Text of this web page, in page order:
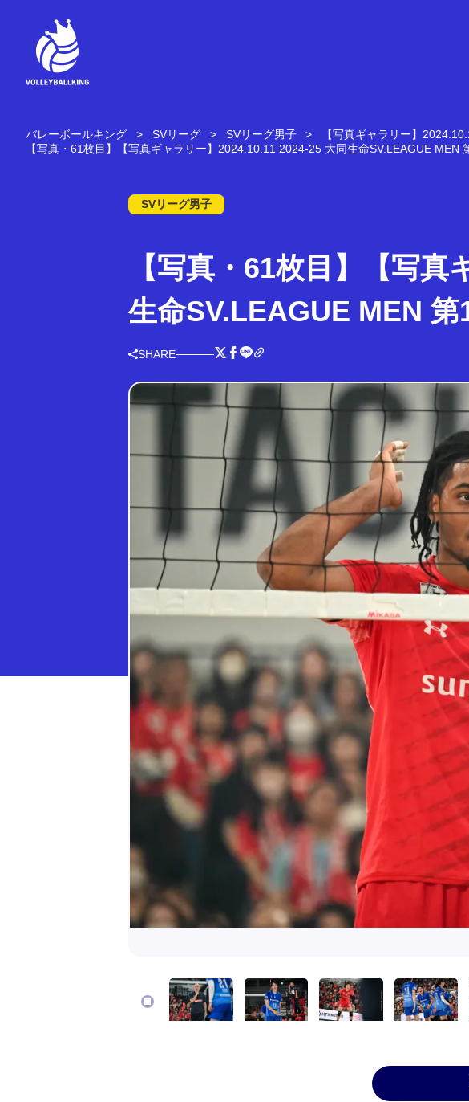
バレーボールキング SVリーグ SVリーグ男子
【写真ギャラリー】
【写真・61枚目】【写真ギャラリー】2024.10.11 2024-25 大同生命SV.LEAGUE MEN
SVリーグ男子
【写真・61枚目】【写
生命SV.LEAGUE MEN
SHARE